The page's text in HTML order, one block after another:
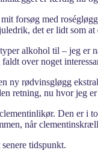
forsøg med
det er lidt som
alkohol til – jeg
over noget
ny rødvinsgløgg
retning, nu hvor jeg
Den er i
når
tidspunkt.